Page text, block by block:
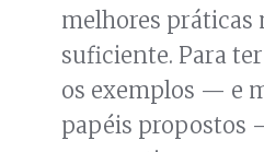
melhores práticas
suficiente. Para
os exemplos — e
papéis propostos